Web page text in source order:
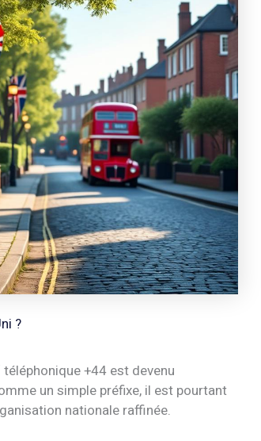
?
+44 est devenu
un simple préfixe, il est pourtant
nationale raffinée.